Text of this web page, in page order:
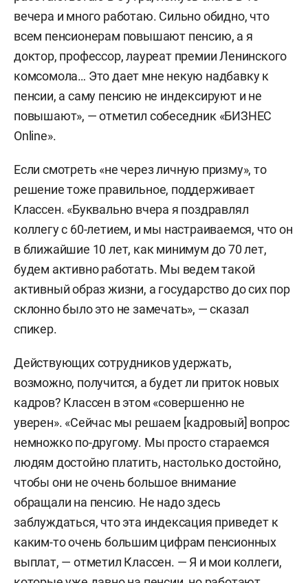
вечера и много работаю. Сильно обидно, что
всем пенсионерам повышают пенсию, а я
доктор, профессор, лауреат премии Ленинского
комсомола… Это дает мне некую надбавку к
пенсии, а саму пенсию не индексируют и не
повышают», — отметил собеседник «БИЗНЕС
Online».
Если смотреть «не через личную призму», то
решение тоже правильное, поддерживает
Классен. «Буквально вчера я поздравлял
коллегу с 60-летием, и мы настраиваемся, что он
в ближайшие 10 лет, как минимум до 70 лет,
будем активно работать. Мы ведем такой
активный образ жизни, а государство до сих пор
склонно было это не замечать», — сказал
спикер.
Действующих сотрудников удержать,
возможно, получится, а будет ли приток новых
кадров? Классен в этом «совершенно не
уверен». «Сейчас мы решаем [кадровый] вопрос
немножко по-другому. Мы просто стараемся
людям достойно платить, настолько достойно,
чтобы они не очень большое внимание
обращали на пенсию. Не надо здесь
заблуждаться, что эта индексация приведет к
каким-то очень большим цифрам пенсионных
выплат, — отметил Классен. — Я и мои коллеги,